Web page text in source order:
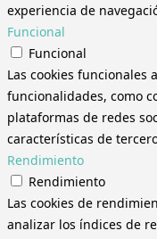
experiencia de
Funcional
Funcional
Las cookies funcionales
funcionalidades, como
plataformas de redes
características de
Rendimiento
Rendimiento
Las cookies de
analizar los índices de